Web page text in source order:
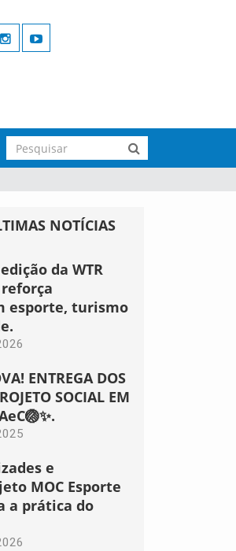
NOTÍCIAS
da WTR
esporte, turismo
ENTREGA DOS
SOCIAL EM
e
MOC Esporte
a prática do